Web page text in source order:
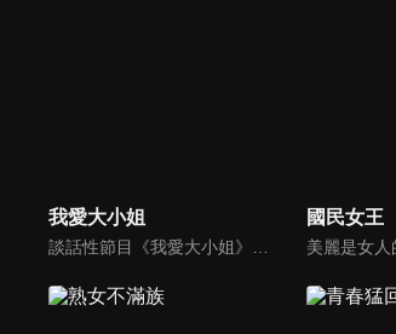
我愛大小姐 國民女王